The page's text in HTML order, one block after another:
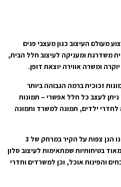
מעולם העיצוב כגון מעצבי פנים
משדרגת ומעניקה לעיצוב חלל הבית,
ומשרה אווירה יוצאת דופן.
זכוכית ברמה הגבוהה ביותר
לעצב כל חלל אפשרי – תמונות
ילדים, תמונה למשרד ותמונה
תמונות הזכוכית שניתן למצוא אצלנו הנן צפות על הקיר במרחק של 3
בטיחותיות שמתאימות לעיצוב סלון
והפינות אוכל, וכן למשרדים וחדרי